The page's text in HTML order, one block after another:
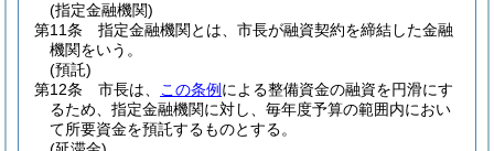
(指定金融機関)
第11条
指定金融機関とは、市長が融資契約を締結した金融
機関をいう。
(預託)
第12条
市長は、 この条例 による整備資金の融資を円滑にす
るため、指定金融機関に対し、毎年度予算の範囲内におい
て所要資金を預託するものとする。